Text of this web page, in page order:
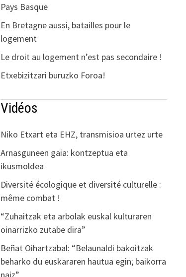
Pays Basque
En Bretagne aussi, batailles pour le
logement
Le droit au logement n’est pas secondaire !
Etxebizitzari buruzko Foroa!
Vidéos
Niko Etxart eta EHZ, transmisioa urtez urte
Arnasguneen gaia: kontzeptua eta
ikusmoldea
Diversité écologique et diversité culturelle :
même combat !
“Zuhaitzak eta arbolak euskal kulturaren
oinarrizko zutabe dira”
Beñat Oihartzabal: “Belaunaldi bakoitzak
beharko du euskararen hautua egin; baikorra